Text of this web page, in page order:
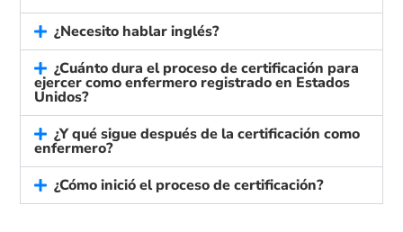
¿Necesito hablar inglés?
¿Cuánto dura el proceso de certificación para
ejercer como enfermero registrado en Estados
Unidos?
¿Y qué sigue después de la certificación como
enfermero?
¿Cómo inició el proceso de certificación?